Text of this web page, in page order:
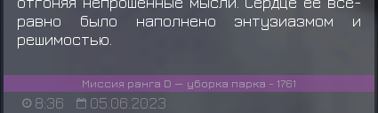
равно было наполнено энтузиазмом и
решимостью.
Миссия ранга D — уборка парка - 1761
8:36 05.06.2023